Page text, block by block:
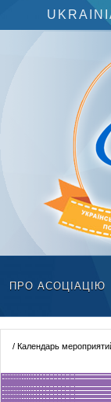
ПРО АСОЦІАЦІЮ
/ Календарь